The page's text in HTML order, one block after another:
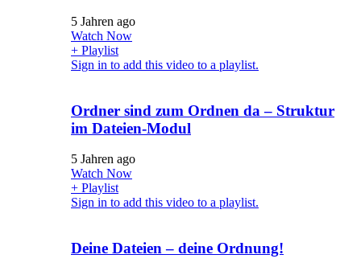
5 Jahren ago
Watch Now
+ Playlist
Sign in to add this video to a playlist.
Ordner sind zum Ordnen da – Struktur
im Dateien-Modul
5 Jahren ago
Watch Now
+ Playlist
Sign in to add this video to a playlist.
Deine Dateien – deine Ordnung!